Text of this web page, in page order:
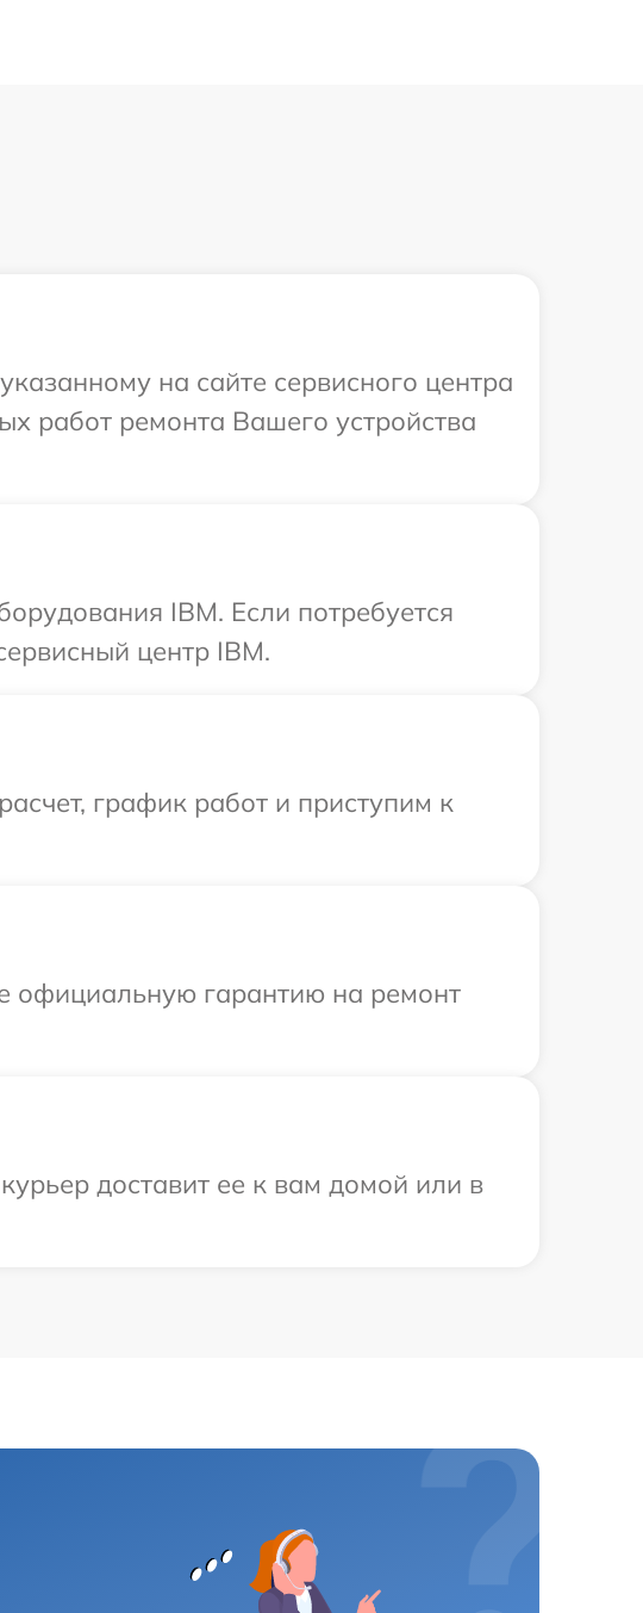
на сайте сервисного центра
работ ремонта Вашего устройства
IBM. Если потребуется
центр IBM.
график работ и приступим к
официальную гарантию на ремонт
доставит ее к вам домой или в